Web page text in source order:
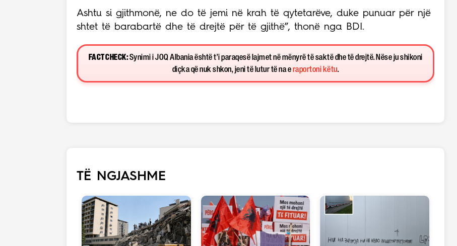
Ashtu si gjithmonë, ne do të jemi në krah të qytetarëve, duke punuar për një
shtet të barabartë dhe të drejtë për të gjithë”, thonë nga BDI.
FACT CHECK:Synimi i JOQ Albania është t’i paraqesë lajmet në mënyrë të saktë dhe të drejtë. Nëse ju shikoni
diçka që nuk shkon, jeni të lutur të na e raportoni këtu.
TË NGJASHME